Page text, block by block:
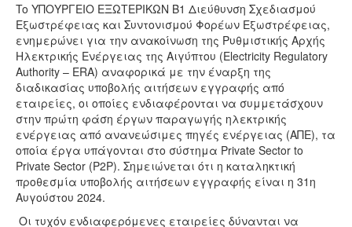
To ΥΠΟΥΡΓΕΙΟ ΕΞΩΤΕΡΙΚΩΝ Β1 Διεύθυνση Σχεδιασμού
Εξωστρέφειας και Συντονισμού Φορέων Εξωστρέφειας,
ενημερώνει για την ανακοίνωση της Ρυθμιστικής Αρχής
Ηλεκτρικής Ενέργειας της Αιγύπτου (Electricity Regulatory
Authority – ERA) αναφορικά με την έναρξη της
διαδικασίας υποβολής αιτήσεων εγγραφής από
εταιρείες, οι οποίες ενδιαφέρονται να συμμετάσχουν
στην πρώτη φάση έργων παραγωγής ηλεκτρικής
ενέργειας από ανανεώσιμες πηγές ενέργειας (ΑΠΕ), τα
οποία έργα υπάγονται στο σύστημα Private Sector to
Private Sector (P2P). Σημειώνεται ότι η καταληκτική
προθεσμία υποβολής αιτήσεων εγγραφής είναι η 31η
Αυγούστου 2024.
Οι τυχόν ενδιαφερόμενες εταιρείες δύνανται να